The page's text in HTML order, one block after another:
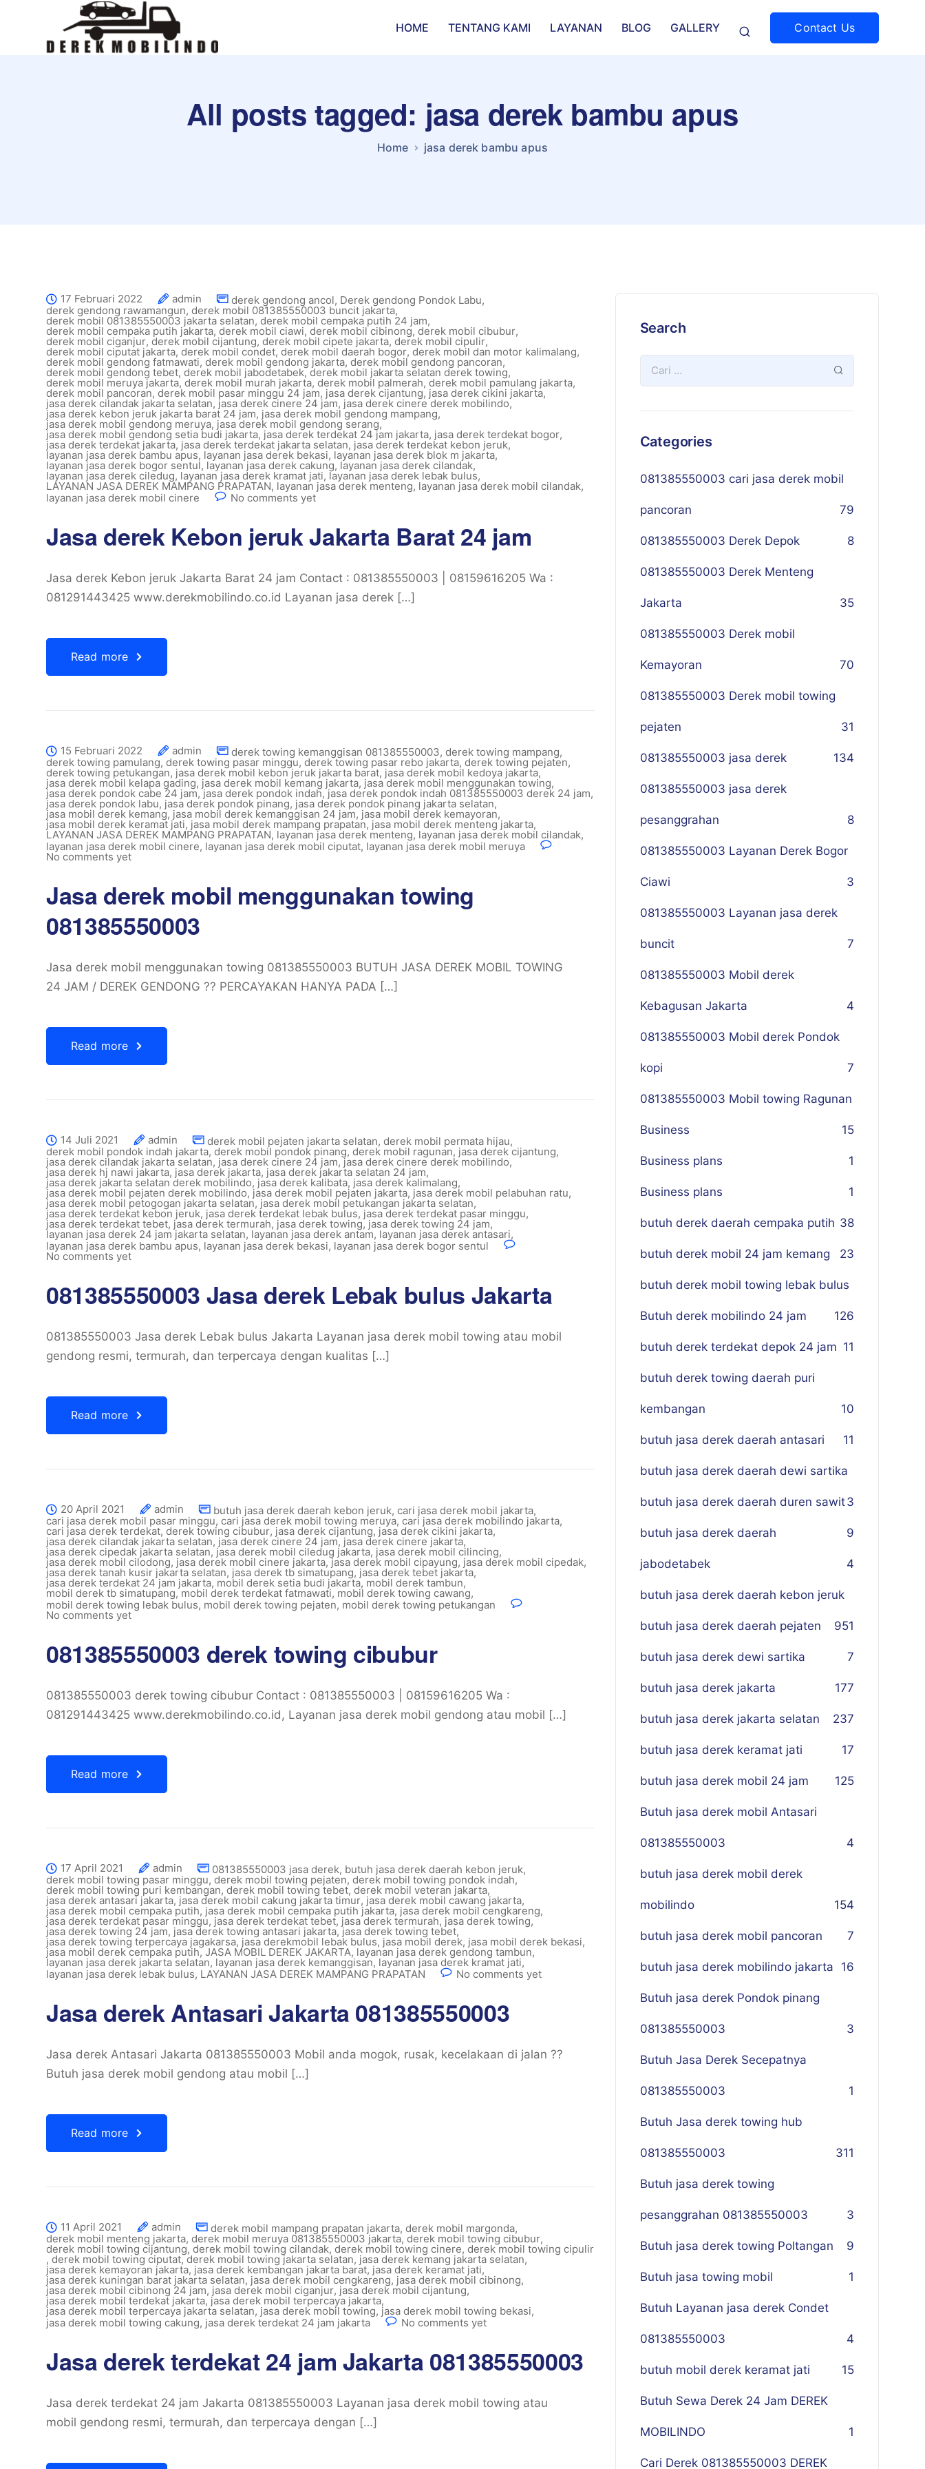
HOME TENTANG KAMI LAYANAN BLOG GALLERY Contact Us
All posts tagged: jasa derek bambu apus
Home jasa derek bambu apus
17 Februari 2022 admin derek gendong ancol, Derek gendong Pondok Labu,
derek gendong rawamangun, derek mobil 081385550003 buncit jakarta,
derek mobil 081385550003 jakarta selatan, derek mobil cempaka putih 24 jam,
derek mobil cempaka putih jakarta, derek mobil ciawi, derek mobil cibinong, derek mobil cibubur,
derek mobil ciganjur, derek mobil cijantung, derek mobil cipete jakarta, derek mobil cipulir,
derek mobil ciputat jakarta, derek mobil condet, derek mobil daerah bogor, derek mobil dan motor kalimalang,
derek mobil gendong fatmawati, derek mobil gendong jakarta, derek mobil gendong pancoran,
derek mobil gendong tebet, derek mobil jabodetabek,derek mobil jakarta selatan derek towing,
derek mobil meruya jakarta, derek mobil murah jakarta, derek mobil palmerah, derek mobil pamulang jakarta,
derek mobil pancoran, derek mobil pasar minggu 24 jam, jasa derek cijantung, jasa derek cikini jakarta,
jasa derek cilandak jakarta selatan, jasa derek cinere 24 jam, jasa derek cinere derek mobilindo,
jasa derek kebon jeruk jakarta barat 24 jam, jasa derek mobil gendong mampang,
jasa derek mobil gendong meruya, jasa derek mobil gendong serang,
jasa derek mobil gendong setia budi jakarta, jasa derek terdekat 24 jam jakarta, jasa derek terdekat bogor,
jasa derek terdekat jakarta, jasa derek terdekat jakarta selatan, jasa derek terdekat kebon jeruk,
layanan jasa derek bambu apus, layanan jasa derek bekasi, layanan jasa derek blok m jakarta,
layanan jasa derek bogor sentul, layanan jasa derek cakung, layanan jasa derek cilandak,
layanan jasa derek ciledug, layanan jasa derek kramat jati, layanan jasa derek lebak bulus,
LAYANAN JASA DEREK MAMPANG PRAPATAN, layanan jasa derek menteng, layanan jasa derek mobil cilandak,
layanan jasa derek mobil cinere
No comments yet
Jasa derek Kebon jeruk Jakarta Barat 24 jam
Jasa derek Kebon jeruk Jakarta Barat 24 jam Contact : 081385550003 | 08159616205 Wa :
081291443425 www.derekmobilindo.co.id Layanan jasa derek […]
Read more
15 Februari 2022 admin derek towing kemanggisan 081385550003, derek towing mampang,
derek towing pamulang, derek towing pasar minggu, derek towing pasar rebo jakarta, derek towing pejaten,
derek towing petukangan, jasa derek mobil kebon jeruk jakarta barat, jasa derek mobil kedoya jakarta,
jasa derek mobil kelapa gading, jasa derek mobil kemang jakarta, jasa derek mobil menggunakan towing,
jasa derek pondok cabe 24 jam,jasa derek pondok indah,jasa derek pondok indah 081385550003 derek 24 jam,
jasa derek pondok labu, jasa derek pondok pinang, jasa derek pondok pinang jakarta selatan,
jasa mobil derek kemang, jasa mobil derek kemanggisan 24 jam, jasa mobil derek kemayoran,
jasa mobil derek keramat jati, jasa mobil derek mampang prapatan, jasa mobil derek menteng jakarta,
LAYANAN JASA DEREK MAMPANG PRAPATAN, layanan jasa derek menteng, layanan jasa derek mobil cilandak,
layanan jasa derek mobil cinere, layanan jasa derek mobil ciputat, layanan jasa derek mobil meruya
No comments yet
Jasa derek mobil menggunakan towing
081385550003
Jasa derek mobil menggunakan towing 081385550003 BUTUH JASA DEREK MOBIL TOWING
24 JAM / DEREK GENDONG ?? PERCAYAKAN HANYA PADA […]
Read more
14 Juli 2021 admin derek mobil pejaten jakarta selatan, derek mobil permata hijau,
derek mobil pondok indah jakarta, derek mobil pondok pinang, derek mobil ragunan, jasa derek cijantung,
jasa derek cilandak jakarta selatan, jasa derek cinere 24 jam,jasa derek cinere derek mobilindo,
jasa derek hj nawi jakarta, jasa derek jakarta, jasa derek jakarta selatan 24 jam,
jasa derek jakarta selatan derek mobilindo, jasa derek kalibata, jasa derek kalimalang,
jasa derek mobil pejaten derek mobilindo, jasa derek mobil pejaten jakarta, jasa derek mobil pelabuhan ratu,
jasa derek mobil petogogan jakarta selatan, jasa derek mobil petukangan jakarta selatan,
jasa derek terdekat kebon jeruk, jasa derek terdekat lebak bulus, jasa derek terdekat pasar minggu,
jasa derek terdekat tebet, jasa derek termurah, jasa derek towing, jasa derek towing 24 jam,
layanan jasa derek 24 jam jakarta selatan, layanan jasa derek antam, layanan jasa derek antasari,
layanan jasa derek bambu apus, layanan jasa derek bekasi, layanan jasa derek bogor sentul
No comments yet
081385550003 Jasa derek Lebak bulus Jakarta
081385550003 Jasa derek Lebak bulus Jakarta Layanan jasa derek mobil towing atau mobil
gendong resmi, termurah, dan terpercaya dengan kualitas […]
Read more
20 April 2021 admin butuh jasa derek daerah kebon jeruk, cari jasa derek mobil jakarta,
cari jasa derek mobil pasar minggu, cari jasa derek mobil towing meruya, cari jasa derek mobilindo jakarta,
cari jasa derek terdekat, derek towing cibubur, jasa derek cijantung, jasa derek cikini jakarta,
jasa derek cilandak jakarta selatan, jasa derek cinere 24 jam, jasa derek cinere jakarta,
jasa derek cipedak jakarta selatan, jasa derek mobil ciledug jakarta, jasa derek mobil cilincing,
jasa derek mobil cilodong, jasa derek mobil cinere jakarta,jasa derek mobil cipayung, jasa derek mobil cipedak,
jasa derek tanah kusir jakarta selatan, jasa derek tb simatupang, jasa derek tebet jakarta,
jasa derek terdekat 24 jam jakarta, mobil derek setia budi jakarta, mobil derek tambun,
mobil derek tb simatupang,mobil derek terdekat fatmawati, mobil derek towing cawang,
mobil derek towing lebak bulus, mobil derek towing pejaten, mobil derek towing petukangan
No comments yet
081385550003 derek towing cibubur
081385550003 derek towing cibubur Contact : 081385550003 | 08159616205 Wa :
081291443425 www.derekmobilindo.co.id, Layanan jasa derek mobil gendong atau mobil […]
Read more
17 April 2021 admin 081385550003 jasa derek, butuh jasa derek daerah kebon jeruk,
derek mobil towing pasar minggu, derek mobil towing pejaten, derek mobil towing pondok indah,
derek mobil towing puri kembangan, derek mobil towing tebet, derek mobil veteran jakarta,
jasa derek antasari jakarta, jasa derek mobil cakung jakarta timur, jasa derek mobil cawang jakarta,
jasa derek mobil cempaka putih, jasa derek mobil cempaka putih jakarta, jasa derek mobil cengkareng,
jasa derek terdekat pasar minggu, jasa derek terdekat tebet, jasa derek termurah, jasa derek towing,
jasa derek towing 24 jam, jasa derek towing antasari jakarta,jasa derek towing tebet,
jasa derek towing terpercaya jagakarsa, jasa derekmobil lebak bulus, jasa mobil derek, jasa mobil derek bekasi,
jasa mobil derek cempaka putih,JASA MOBIL DEREK JAKARTA, layanan jasa derek gendong tambun,
layanan jasa derek jakarta selatan, layanan jasa derek kemanggisan, layanan jasa derek kramat jati,
layanan jasa derek lebak bulus, LAYANAN JASA DEREK MAMPANG PRAPATAN No comments yet
Jasa derek Antasari Jakarta 081385550003
Jasa derek Antasari Jakarta 081385550003 Mobil anda mogok, rusak, kecelakaan di jalan ??
Butuh jasa derek mobil gendong atau mobil […]
Read more
11 April 2021 admin derek mobil mampang prapatan jakarta, derek mobil margonda,
derek mobil menteng jakarta, derek mobil meruya 081385550003 jakarta, derek mobil towing cibubur,
derek mobil towing cijantung, derek mobil towing cilandak, derek mobil towing cinere, derek mobil towing cipulir
, derek mobil towing ciputat,derek mobil towing jakarta selatan, jasa derek kemang jakarta selatan,
jasa derek kemayoran jakarta, jasa derek kembangan jakarta barat, jasa derek keramat jati,
jasa derek kuningan barat jakarta selatan, jasa derek mobil cengkareng, jasa derek mobil cibinong,
jasa derek mobil cibinong 24 jam, jasa derek mobil ciganjur, jasa derek mobil cijantung,
jasa derek mobil terdekat jakarta, jasa derek mobil terpercaya jakarta,
jasa derek mobil terpercaya jakarta selatan, jasa derek mobil towing, jasa derek mobil towing bekasi,
jasa derek mobil towing cakung, jasa derek terdekat 24 jam jakarta No comments yet
Jasa derek terdekat 24 jam Jakarta 081385550003
Jasa derek terdekat 24 jam Jakarta 081385550003 Layanan jasa derek mobil towing atau
mobil gendong resmi, termurah, dan terpercaya dengan […]
Search
Categories
081385550003 cari jasa derek mobil
pancoran 79
081385550003 Derek Depok 8
081385550003 Derek Menteng
Jakarta 35
081385550003 Derek mobil
Kemayoran 70
081385550003 Derek mobil towing
pejaten 31
081385550003 jasa derek 134
081385550003 jasa derek
pesanggrahan 8
081385550003 Layanan Derek Bogor
Ciawi 3
081385550003 Layanan jasa derek
buncit 7
081385550003 Mobil derek
Kebagusan Jakarta 4
081385550003 Mobil derek Pondok
kopi 7
081385550003 Mobil towing Ragunan
5
Business 1
Business plans 1
Business plans 1
butuh derek daerah cempaka putih 38
butuh derek mobil 24 jam kemang 23
butuh derek mobil towing lebak bulus
26
Butuh derek mobilindo 24 jam 1
butuh derek terdekat depok 24 jam 11
butuh derek towing daerah puri
kembangan 10
butuh jasa derek daerah antasari 11
butuh jasa derek daerah dewi sartika
3
butuh jasa derek daerah duren sawit
9
butuh jasa derek daerah
jabodetabek 4
butuh jasa derek daerah kebon jeruk
51
butuh jasa derek daerah pejaten 9
butuh jasa derek dewi sartika 7
butuh jasa derek jakarta 177
butuh jasa derek jakarta selatan 237
butuh jasa derek keramat jati 17
butuh jasa derek mobil 24 jam 125
Butuh jasa derek mobil Antasari
081385550003 4
butuh jasa derek mobil derek
mobilindo 154
butuh jasa derek mobil pancoran 7
butuh jasa derek mobilindo jakarta 16
Butuh jasa derek Pondok pinang
081385550003 3
Butuh Jasa Derek Secepatnya
081385550003 1
Butuh Jasa derek towing hub
081385550003 311
Butuh jasa derek towing
pesanggrahan 081385550003 3
Butuh jasa derek towing Poltangan 9
Butuh jasa towing mobil 1
Butuh Layanan jasa derek Condet
081385550003 4
butuh mobil derek keramat jati 15
Butuh Sewa Derek 24 Jam DEREK
MOBILINDO 1
Cari Derek 081385550003 DEREK